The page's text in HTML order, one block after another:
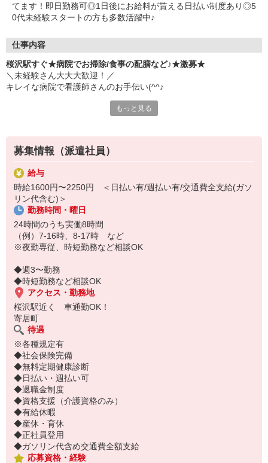
てます！即日勤務可◎1日後にお給料が貰える日払い制度あり◎5
0代未経験スタートの方も多数活躍中♪
仕事内容
桜沢駅すぐ★病院でお掃除/食事の配膳など♪★激募★
＼未経験さん大大大歓迎！／
キレイな病院で看護師さんのお手伝い(^^♪
★検査の付き添い
★必要に応じた生活介助 など
しっかりとしたサポート体制あり！
分からないことは何でも気軽に聞ける環境です◎
＜ｐoint＞
シフト多数あり♪
「日勤のみ」「平日だけ」など
お気軽にご相談ください
もっと見る
募集情報（派遣社員）
給与
時給1600円〜2250円 ＜日払い有/週払い有/交通費全支給(ガソ
リン代含む)＞
勤務時間・曜日
24時間のうち実働8時間
（例）7-16時、8-17時 など
※夜勤専従、時短勤務など相談OK
◆週3〜勤務
◆時短勤務など相談OK
アクセス・勤務地
桜沢駅近く 車通勤OK！
寄居町
待遇
※各種規定有
◆社会保険完備
◆無料定期健康診断
◆日払い・週払い可
◆退職金制度
◆資格支援（介護資格のみ）
◆有給休暇
◆産休・育休
◆正社員登用
◆ガソリン代含め交通費全額支給
応募資格・経験